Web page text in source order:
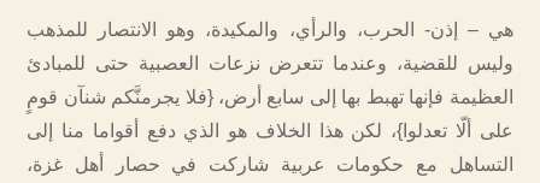
هي – إذن- الحرب، والرأي، والمكيدة، وهو الانتصار للمذهب
وليس للقضية، وعندما تتعرض نزعات العصبية حتى للمبادئ
العظيمة فإنها تهبط بها إلى سابع أرض، {فلا يجرمنَّكم شنآن قومٍ
على ألّا تعدلوا}، لكن هذا الخلاف هو الذي دفع أقواما منا إلى
التساهل مع حكومات عربية شاركت في حصار أهل غزة،